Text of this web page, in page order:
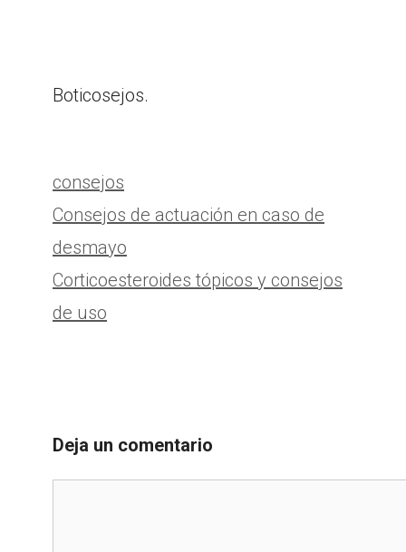
Boticosejos.
Categorías
consejos
Consejos de actuación en caso de
desmayo
Corticoesteroides tópicos y consejos
de uso
Deja un comentario